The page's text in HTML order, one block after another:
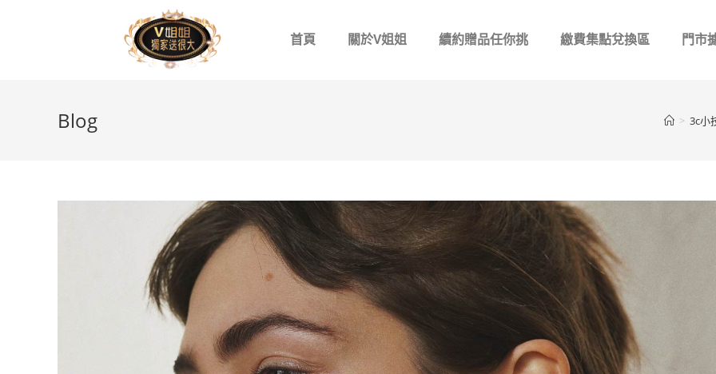
首頁 關於V姐姐 續約贈品任你挑 繳費集點兌換區 門市
Blog > 3c小